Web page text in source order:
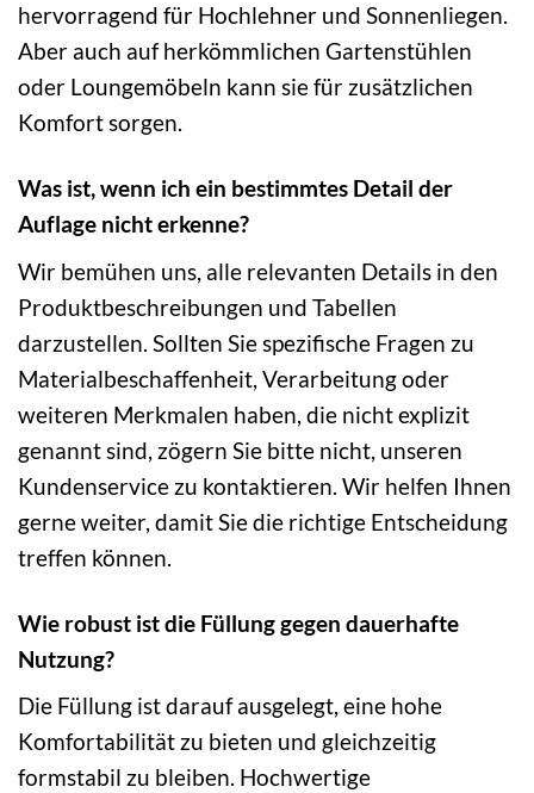
hervorragend für Hochlehner und Sonnenliegen.
Aber auch auf herkömmlichen Gartenstühlen
oder Loungemöbeln kann sie für zusätzlichen
Komfort sorgen.
Was ist, wenn ich ein bestimmtes Detail der
Auflage nicht erkenne?
Wir bemühen uns, alle relevanten Details in den
Produktbeschreibungen und Tabellen
darzustellen. Sollten Sie spezifische Fragen zu
Materialbeschaffenheit, Verarbeitung oder
weiteren Merkmalen haben, die nicht explizit
genannt sind, zögern Sie bitte nicht, unseren
Kundenservice zu kontaktieren. Wir helfen Ihnen
gerne weiter, damit Sie die richtige Entscheidung
treffen können.
Wie robust ist die Füllung gegen dauerhafte
Nutzung?
Die Füllung ist darauf ausgelegt, eine hohe
Komfortabilität zu bieten und gleichzeitig
formstabil zu bleiben. Hochwertige